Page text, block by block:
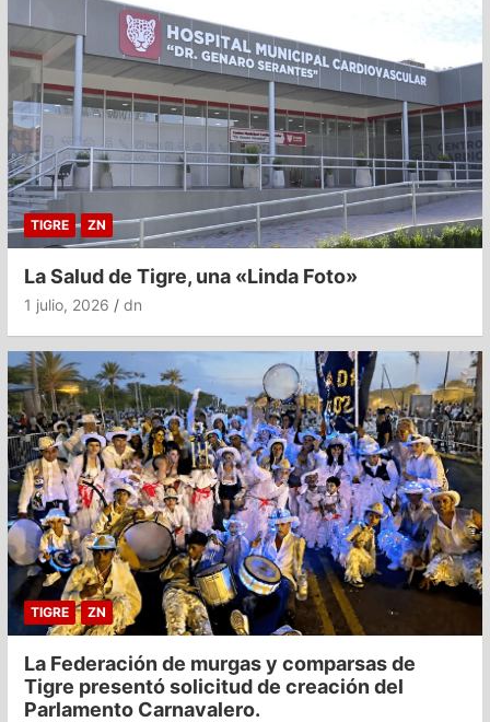
TIGRE ZN
La Salud de Tigre, una «Linda Foto»
1 julio, 2026 dn
TIGRE ZN
La Federación de murgas y comparsas de
Tigre presentó solicitud de creación del
Parlamento Carnavalero.